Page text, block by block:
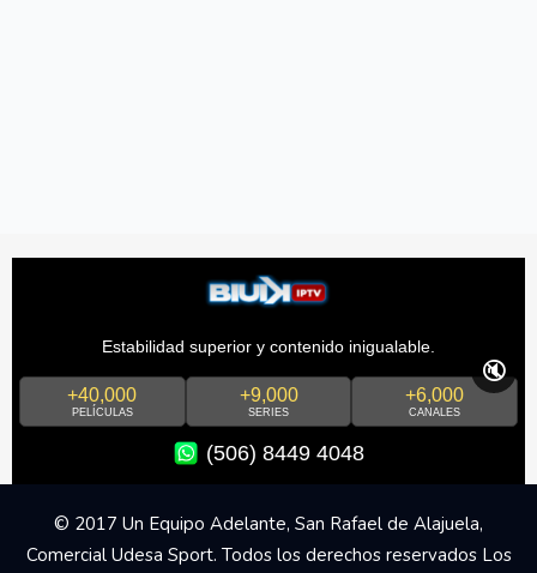
Estabilidad superior y contenido inigualable.
+40,000
PELÍCULAS
+9,000
SERIES
+6,000
CANALES
(506) 8449 4048
🔇
© 2017 Un Equipo Adelante, San Rafael de Alajuela,
Comercial Udesa Sport. Todos los derechos reservados Los